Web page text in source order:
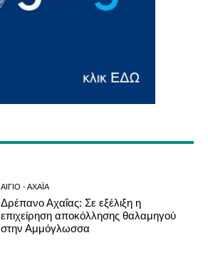
ΑΊΓΙΟ - ΑΧΑΪ́Α
Δρέπανο Αχαΐας: Σε εξέλιξη η
επιχείρηση αποκόλλησης θαλαμηγού
στην Αμμόγλωσσα